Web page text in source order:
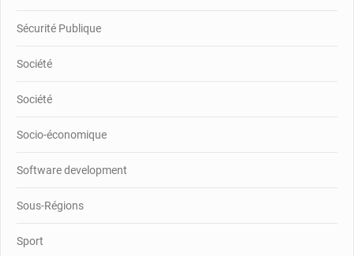
Sécurité Publique
Société
Société
Socio-économique
Software development
Sous-Régions
Sport